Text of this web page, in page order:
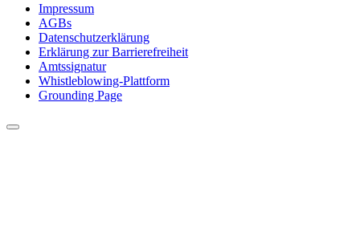
Impressum
AGBs
Datenschutzerklärung
Erklärung zur Barrierefreiheit
Amtssignatur
Whistleblowing-Plattform
Grounding Page